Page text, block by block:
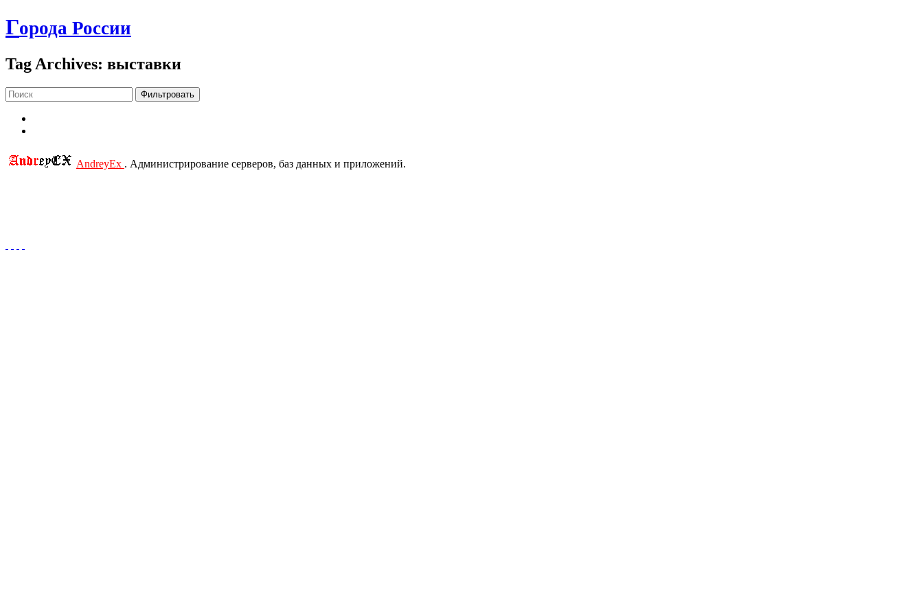
Города России
Tag Archives: выставки
Фильтровать
AndreyEx . Администрирование серверов, баз данных и приложений.